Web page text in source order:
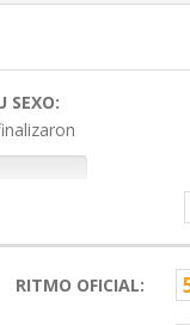
SEXO:
RITMO OFICIAL: